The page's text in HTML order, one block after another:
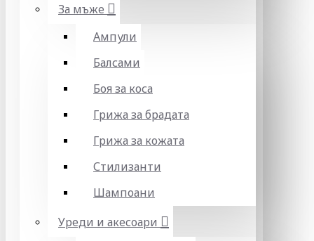
За мъже
Ампули
Балсами
Боя за коса
Грижа за брадата
Грижа за кожата
Стилизанти
Шампоани
Уреди и акесоари